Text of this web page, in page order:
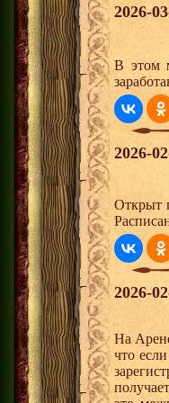
2026-
В этом
2026-
Открыт
2026-
На
что